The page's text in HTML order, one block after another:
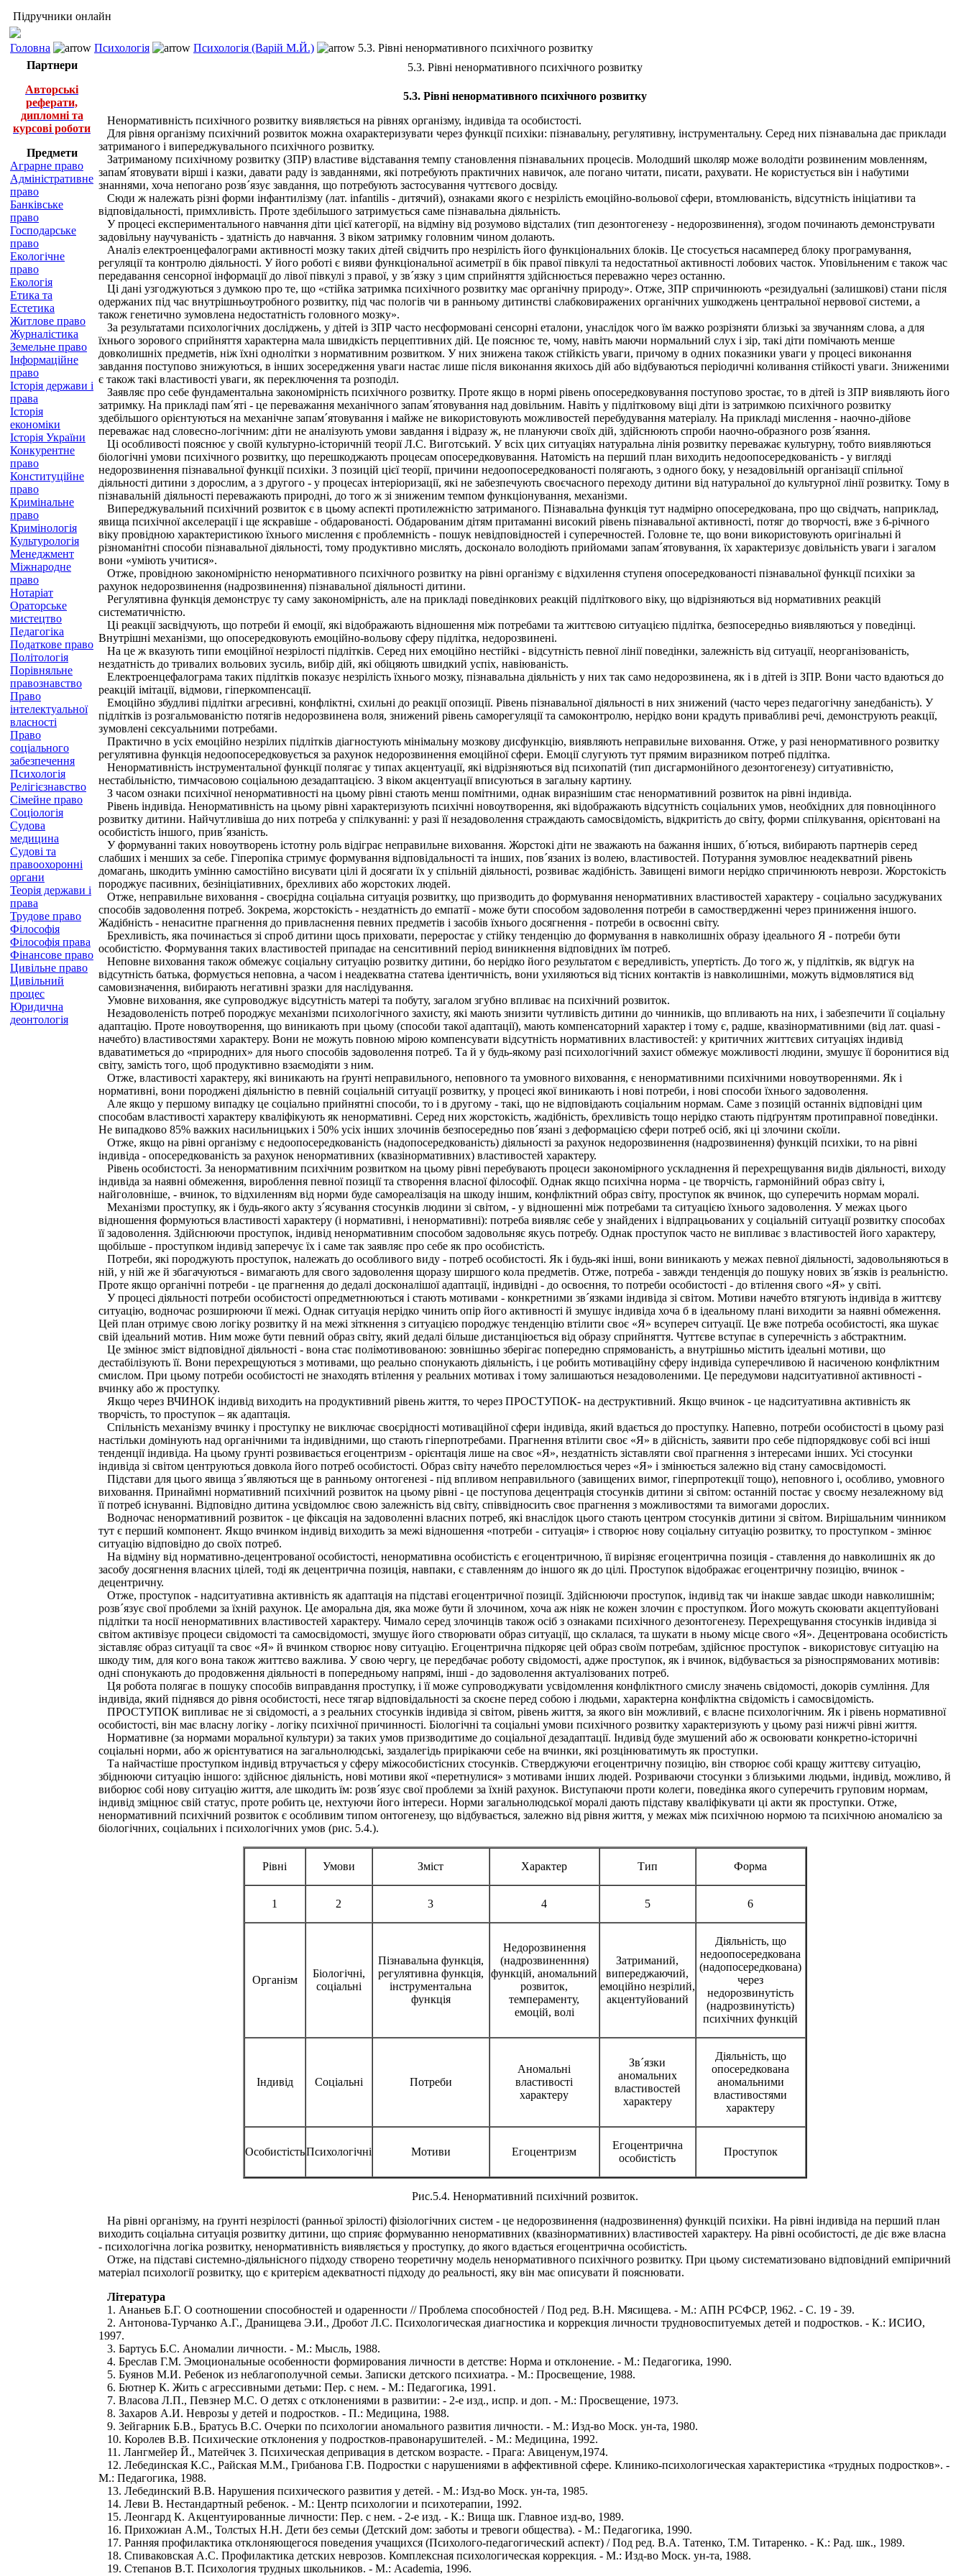
Підручники онлайн
Головна Психологія Психологія (Варій М.Й.)
5.3. Рівні ненормативного психічного розвитку
Партнери
Авторські
реферати,
дипломні та
курсові роботи
Предмети
Аграрне право
Адміністративне
право
Банківське
право
Господарське
право
Екологічне
право
Екологія
Етика та
Естетика
Житлове право
Журналістика
Земельне право
Інформаційне
право
Історія держави і
права
Історія
економіки
Історія України
Конкурентне
право
Конституційне
право
Кримінальне
право
Кримінологія
Культурологія
Менеджмент
Міжнародне
право
Нотаріат
Ораторське
мистецтво
Педагогіка
Податкове право
Політологія
Порівняльне
правознавство
Право
інтелектуальної
власності
Право
соціального
забезпечення
Психологія
Релігієзнавство
Сімейне право
Соціологія
Судова
медицина
Судові та
правоохоронні
органи
Теорія держави і
права
Трудове право
Філософія
Філософія права
Фінансове право
Цивільне право
Цивільний
процес
Юридична
деонтологія
5.3. Рівні ненормативного психічного розвитку
5.3. Рівні ненормативного психічного розвитку
Ненормативність психічного розвитку виявляється на рівнях організму, індивіда та особистості.
Для рівня організму психічний розвиток можна охарактеризувати через функції психіки: пізнавальну, регулятивну, інструментальну. Серед них пізнавальна дає приклади
затриманого і випереджувального психічного розвитку.
Затриманому психічному розвитку (ЗПР) властиве відставання темпу становлення пізнавальних процесів. Молодший школяр може володіти розвиненим мовленням,
запам´ятовувати вірші і казки, давати раду із завданнями, які потребують практичних навичок, але погано читати, писати, рахувати. Не користується він і набутими
знаннями, хоча непогано розв´язує завдання, що потребують застосування чуттєвого досвіду.
Сюди ж належать різні форми інфантилізму (лат. infantilis - дитячий), ознаками якого є незрілість емоційно-вольової сфери, втомлюваність, відсутність ініціативи та
відповідальності, примхливість. Проте здебільшого затримується саме пізнавальна діяльність.
У процесі експериментального навчання діти цієї категорії, на відміну від розумово відсталих (тип дезонтогенезу - недорозвинення), згодом починають демонструвати
задовільну научуваність - здатність до навчання. З віком затримку головним чином долають.
Аналіз електроенцефалограми активності мозку таких дітей свідчить про незрілість його функціональних блоків. Це стосується насамперед блоку програмування,
регуляції та контролю діяльності. У його роботі є вияви функціональної асиметрії в бік правої півкулі та недостатньої активності лобових часток. Уповільненим є також час
передавання сенсорної інформації до лівої півкулі з правої, у зв´язку з цим сприйняття здійснюється переважно через останню.
Ці дані узгоджуються з думкою про те, що «стійка затримка психічного розвитку має органічну природу». Отже, ЗПР спричинюють «резидуальні (залишкові) стани після
одержаних під час внутрішньоутробного розвитку, під час пологів чи в ранньому дитинстві слабковиражених органічних ушкоджень центральної нервової системи, а
також генетично зумовлена недостатність головного мозку».
За результатами психологічних досліджень, у дітей із ЗПР часто несформовані сенсорні еталони, унаслідок чого їм важко розрізняти близькі за звучанням слова, а для
їхнього зорового сприйняття характерна мала швидкість перцептивних дій. Це пояснює те, чому, навіть маючи нормальний слух і зір, такі діти помічають менше
довколишніх предметів, ніж їхні однолітки з нормативним розвитком. У них знижена також стійкість уваги, причому в одних показники уваги у процесі виконання
завдання поступово знижуються, в інших зосередження уваги настає лише після виконання якихось дій або відбуваються періодичні коливання стійкості уваги. Зниженими
є також такі властивості уваги, як переключення та розподіл.
Заявляє про себе фундаментальна закономірність психічного розвитку. Проте якщо в нормі рівень опосередковування поступово зростає, то в дітей із ЗПР виявляють його
затримку. На прикладі пам´яті - це переважання механічного запам´ятовування над довільним. Навіть у підлітковому віці діти із затримкою психічного розвитку
здебільшого орієнтуються на механічне запам´ятовування і майже не використовують можливостей перебудування матеріалу. На прикладі мислення - наочно-дійове
переважає над словесно-логічним: діти не аналізують умови завдання і відразу ж, не плануючи своїх дій, здійснюють спроби наочно-образного розв´язання.
Ці особливості пояснює у своїй культурно-історичній теорії Л.С. Виготський. У всіх цих ситуаціях натуральна лінія розвитку переважає культурну, тобто виявляються
біологічні умови психічного розвитку, що перешкоджають процесам опосередковування. Натомість на перший план виходить недоопосередкованість - у вигляді
недорозвинення пізнавальної функції психіки. З позицій цієї теорії, причини недоопосередкованості полягають, з одного боку, у незадовільній організації спільної
діяльності дитини з дорослим, а з другого - у процесах інтеріоризації, які не забезпечують своєчасного переходу дитини від натуральної до культурної лінії розвитку. Тому в
пізнавальній діяльності переважають природні, до того ж зі зниженим темпом функціонування, механізми.
Випереджувальний психічний розвиток є в цьому аспекті протилежністю затриманого. Пізнавальна функція тут надмірно опосередкована, про що свідчать, наприклад,
явища психічної акселерації і ще яскравіше - обдарованості. Обдарованим дітям притаманні високий рівень пізнавальної активності, потяг до творчості, вже з 6-річного
віку провідною характеристикою їхнього мислення є проблемність - пошук невідповідностей і суперечностей. Головне те, що вони використовують оригінальні й
різноманітні способи пізнавальної діяльності, тому продуктивно мислять, досконало володіють прийомами запам´ятовування, їх характеризує довільність уваги і загалом
вони «уміють учитися».
Отже, провідною закономірністю ненормативного психічного розвитку на рівні організму є відхилення ступеня опосередкованості пізнавальної функції психіки за
рахунок недорозвинення (надрозвинення) пізнавальної діяльності дитини.
Регулятивна функція демонструє ту саму закономірність, але на прикладі поведінкових реакцій підліткового віку, що відрізняються від нормативних реакцій
систематичністю.
Ці реакції засвідчують, що потреби й емоції, які відображають відношення між потребами та життєвою ситуацією підлітка, безпосередньо виявляються у поведінці.
Внутрішні механізми, що опосередковують емоційно-вольову сферу підлітка, недорозвинені.
На це ж вказують типи емоційної незрілості підлітків. Серед них емоційно нестійкі - відсутність певної лінії поведінки, залежність від ситуації, неорганізованість,
нездатність до тривалих вольових зусиль, вибір дій, які обіцяють швидкий успіх, навіюваність.
Електроенцефалограма таких підлітків показує незрілість їхнього мозку, пізнавальна діяльність у них так само недорозвинена, як і в дітей із ЗПР. Вони часто вдаються до
реакцій імітації, відмови, гіперкомпенсації.
Емоційно збудливі підлітки агресивні, конфліктні, схильні до реакції опозиції. Рівень пізнавальної діяльності в них знижений (часто через педагогічну занедбаність). У
підлітків із розгальмованістю потягів недорозвинена воля, знижений рівень саморегуляції та самоконтролю, нерідко вони крадуть привабливі речі, демонструють реакції,
зумовлені сексуальними потребами.
Практично в усіх емоційно незрілих підлітків діагностують мінімальну мозкову дисфункцію, виявляють неправильне виховання. Отже, у разі ненормативного розвитку
регулятивна функція недоопосередковується за рахунок недорозвинення емоційної сфери. Емоції слугують тут прямим виразником потреб підлітка.
Ненормативність інструментальної функції полягає у типах акцентуації, які відрізняються від психопатій (тип дисгармонійного дезонтогенезу) ситуативністю,
нестабільністю, тимчасовою соціальною дезадаптацією. З віком акцентуації вписуються в загальну картину.
З часом ознаки психічної ненормативності на цьому рівні стають менш помітними, однак виразнішим стає ненормативний розвиток на рівні індивіда.
Рівень індивіда. Ненормативність на цьому рівні характеризують психічні новоутворення, які відображають відсутність соціальних умов, необхідних для повноцінного
розвитку дитини. Найчутливіша до них потреба у спілкуванні: у разі її незадоволення страждають самосвідомість, відкритість до світу, форми спілкування, орієнтовані на
особистість іншого, прив´язаність.
У формуванні таких новоутворень істотну роль відіграє неправильне виховання. Жорстокі діти не зважають на бажання інших, б´ються, вибирають партнерів серед
слабших і менших за себе. Гіперопіка стримує формування відповідальності та інших, пов´язаних із волею, властивостей. Потурання зумовлює неадекватний рівень
домагань, шкодить умінню самостійно висувати цілі й досягати їх у спільній діяльності, розвиває жадібність. Завищені вимоги нерідко спричинюють неврози. Жорстокість
породжує пасивних, безініціативних, брехливих або жорстоких людей.
Отже, неправильне виховання - своєрідна соціальна ситуація розвитку, що призводить до формування ненормативних властивостей характеру - соціально засуджуваних
способів задоволення потреб. Зокрема, жорстокість - нездатність до емпатії - може бути способом задоволення потреби в самоствердженні через приниження іншого.
Жадібність - ненаситне прагнення до привласнення певних предметів і засобів їхнього досягнення - потреби в освоєнні світу.
Брехливість, яка починається зі спроб дитини щось приховати, переростає у стійку тенденцію до формування в навколишніх образу ідеального Я - потреби бути
особистістю. Формування таких властивостей припадає на сенситивний період виникнення відповідних їм потреб.
Неповне виховання також обмежує соціальну ситуацію розвитку дитини, бо нерідко його результатом є вередливість, упертість. До того ж, у підлітків, як відгук на
відсутність батька, формується неповна, а часом і неадекватна статева ідентичність, вони ухиляються від тісних контактів із навколишніми, можуть відмовлятися від
самовизначення, вибирають негативні зразки для наслідування.
Умовне виховання, яке супроводжує відсутність матері та побуту, загалом згубно впливає на психічний розвиток.
Незадоволеність потреб породжує механізми психологічного захисту, які мають знизити чутливість дитини до чинників, що впливають на них, і забезпечити її соціальну
адаптацію. Проте новоутворення, що виникають при цьому (способи такої адаптації), мають компенсаторний характер і тому є, радше, квазінормативними (від лат. quasi -
начебто) властивостями характеру. Вони не можуть повною мірою компенсувати відсутність нормативних властивостей: у критичних життєвих ситуаціях індивід
вдаватиметься до «природних» для нього способів задоволення потреб. Та й у будь-якому разі психологічний захист обмежує можливості людини, змушує її боронитися від
світу, замість того, щоб продуктивно взаємодіяти з ним.
Отже, властивості характеру, які виникають на ґрунті неправильного, неповного та умовного виховання, є ненормативними психічними новоутвореннями. Як і
нормативні, вони породжені діяльністю в певній соціальній ситуації розвитку, у процесі якої виникають і нові потреби, і нові способи їхнього задоволення.
Але якщо у першому випадку це соціально прийнятні способи, то і в другому - такі, що не відповідають соціальним нормам. Саме з позицій останніх відповідні цим
способам властивості характеру кваліфікують як ненормативні. Серед них жорстокість, жадібність, брехливість тощо нерідко стають підґрунтям протиправної поведінки.
Не випадково 85% важких насильницьких і 50% усіх інших злочинів безпосередньо пов´язані з деформацією сфери потреб осіб, які ці злочини скоїли.
Отже, якщо на рівні організму є недоопосередкованість (надопосередкованість) діяльності за рахунок недорозвинення (надрозвинення) функцій психіки, то на рівні
індивіда - опосередкованість за рахунок ненормативних (квазінормативних) властивостей характеру.
Рівень особистості. За ненормативним психічним розвитком на цьому рівні перебувають процеси закономірного ускладнення й перехрещування видів діяльності, виходу
індивіда за наявні обмеження, вироблення певної позиції та створення власної філософії. Однак якщо психічна норма - це творчість, гармонійний образ світу і,
найголовніше, - вчинок, то відхиленням від норми буде самореалізація на шкоду іншим, конфліктний образ світу, проступок як вчинок, що суперечить нормам моралі.
Механізми проступку, як і будь-якого акту з´ясування стосунків людини зі світом, - у відношенні між потребами та ситуацією їхнього задоволення. У межах цього
відношення формуються властивості характеру (і нормативні, і ненормативні): потреба виявляє себе у знайдених і відпрацьованих у соціальній ситуації розвитку способах
її задоволення. Здійснюючи проступок, індивід ненормативним способом задовольняє якусь потребу. Однак проступок часто не випливає з властивостей його характеру,
щобільше - проступком індивід заперечує їх і саме так заявляє про себе як про особистість.
Потреби, які породжують проступок, належать до особливого виду - потреб особистості. Як і будь-які інші, вони виникають у межах певної діяльності, задовольняються в
ній, у ній же й збагачуються - вимагають для свого задоволення щоразу ширшого кола предметів. Отже, потреба - завжди тенденція до пошуку нових зв´язків із реальністю.
Проте якщо органічні потреби - це прагнення до дедалі досконалішої адаптації, індивідні - до освоєння, то потреби особистості - до втілення свого «Я» у світі.
У процесі діяльності потреби особистості опредметнюються і стають мотивами - конкретними зв´язками індивіда зі світом. Мотиви начебто втягують індивіда в життєву
ситуацію, водночас розширюючи її межі. Однак ситуація нерідко чинить опір його активності й змушує індивіда хоча б в ідеальному плані виходити за наявні обмеження.
Цей план отримує свою логіку розвитку й на межі зіткнення з ситуацією породжує тенденцію втілити своє «Я» всупереч ситуації. Це вже потреба особистості, яка шукає
свій ідеальний мотив. Ним може бути певний образ світу, який дедалі більше дистанціюється від образу сприйняття. Чуттєве вступає в суперечність з абстрактним.
Це змінює зміст відповідної діяльності - вона стає полімотивованою: зовнішньо зберігає попередню спрямованість, а внутрішньо містить ідеальні мотиви, що
дестабілізують її. Вони перехрещуються з мотивами, що реально спонукають діяльність, і це робить мотиваційну сферу індивіда суперечливою й насиченою конфліктним
смислом. При цьому потреби особистості не знаходять втілення у реальних мотивах і тому залишаються незадоволеними. Це передумови надситуативної активності -
вчинку або ж проступку.
Якщо через ВЧИНОК індивід виходить на продуктивний рівень життя, то через ПРОСТУПОК- на деструктивний. Якщо вчинок - це надситуативна активність як
творчість, то проступок – як адаптація.
Спільність механізму вчинку і проступку не виключає своєрідності мотиваційної сфери індивіда, який вдається до проступку. Напевно, потреби особистості в цьому разі
настільки домінують над органічними та індивідними, що стають гіперпотребами. Прагнення втілити своє «Я» в дійсність, заявити про себе підпорядковує собі всі інші
тенденції індивіда. На цьому ґрунті розвивається егоцентризм - орієнтація лише на своє «Я», нездатність зіставляти свої прагнення з інтересами інших. Усі стосунки
індивіда зі світом центруються довкола його потреб особистості. Образ світу начебто переломлюється через «Я» і змінюється залежно від стану самосвідомості.
Підстави для цього явища з´являються ще в ранньому онтогенезі - під впливом неправильного (завищених вимог, гіперпротекції тощо), неповного і, особливо, умовного
виховання. Принаймні нормативний психічний розвиток на цьому рівні - це поступова децентрація стосунків дитини зі світом: останній постає у своєму незалежному від
її потреб існуванні. Відповідно дитина усвідомлює свою залежність від світу, співвідносить своє прагнення з можливостями та вимогами дорослих.
Водночас ненормативний розвиток - це фіксація на задоволенні власних потреб, які внаслідок цього стають центром стосунків дитини зі світом. Вирішальним чинником
тут є перший компонент. Якщо вчинком індивід виходить за межі відношення «потреби - ситуація» і створює нову соціальну ситуацію розвитку, то проступком - змінює
ситуацію відповідно до своїх потреб.
На відміну від нормативно-децентрованої особистості, ненормативна особистість є егоцентричною, її вирізняє егоцентрична позиція - ставлення до навколишніх як до
засобу досягнення власних цілей, тоді як децентрична позиція, навпаки, є ставленням до іншого як до цілі. Проступок відображає егоцентричну позицію, вчинок -
децентричну.
Отже, проступок - надситуативна активність як адаптація на підставі егоцентричної позиції. Здійснюючи проступок, індивід так чи інакше завдає шкоди навколишнім;
розв´язує свої проблеми за їхній рахунок. Це аморальна дія, яка може бути й злочином, хоча аж ніяк не кожен злочин є проступком. Його можуть скоювати акцептуйовані
підлітки та носії ненормативних властивостей характеру. Чимало серед злочинців також осіб з ознаками психічного дезонтогенезу. Перехрещування стосунків індивіда зі
світом активізує процеси свідомості та самосвідомості, змушує його створювати образ ситуації, що склалася, та шукати в ньому місце свого «Я». Децентрована особистість
зіставляє образ ситуації та своє «Я» й вчинком створює нову ситуацію. Егоцентрична підкоряє цей образ своїм потребам, здійснює проступок - використовує ситуацію на
шкоду тим, для кого вона також життєво важлива. У свою чергу, це передбачає роботу свідомості, адже проступок, як і вчинок, відбувається за різноспрямованих мотивів:
одні спонукають до продовження діяльності в попередньому напрямі, інші - до задоволення актуалізованих потреб.
Ця робота полягає в пошуку способів виправдання проступку, і її може супроводжувати усвідомлення конфліктного смислу значень свідомості, докорів сумління. Для
індивіда, який піднявся до рівня особистості, несе тягар відповідальності за скоєне перед собою і людьми, характерна конфліктна свідомість і самосвідомість.
ПРОСТУПОК випливає не зі свідомості, а з реальних стосунків індивіда зі світом, рівень життя, за якого він можливий, є власне психологічним. Як і рівень нормативної
особистості, він має власну логіку - логіку психічної причинності. Біологічні та соціальні умови психічного розвитку характеризують у цьому разі нижчі рівні життя.
Нормативне (за нормами моральної культури) за таких умов призводитиме до соціальної дезадаптації. Індивід буде змушений або ж освоювати конкретно-історичні
соціальні норми, або ж орієнтуватися на загальнолюдські, заздалегідь прирікаючи себе на вчинки, які розцінюватимуть як проступки.
Та найчастіше проступком індивід втручається у сферу міжособистісних стосунків. Стверджуючи егоцентричну позицію, він створює собі кращу життєву ситуацію,
збіднюючи ситуацію іншого: здійснює діяльність, нові мотиви якої «перетнулися» з мотивами інших людей. Розриваючи стосунки з близькими людьми, індивід, можливо, й
виборює собі нову ситуацію життя, але шкодить їм: розв´язує свої проблеми за їхній рахунок. Виступаючи проти колеги, поведінка якого суперечить груповим нормам,
індивід зміцнює свій статус, проте робить це, нехтуючи його інтереси. Норми загальнолюдської моралі дають підставу кваліфікувати ці акти як проступки. Отже,
ненормативний психічний розвиток є особливим типом онтогенезу, що відбувається, залежно від рівня життя, у межах між психічною нормою та психічною аномалією за
біологічних, соціальних і психологічних умов (рис. 5.4.).
Рівні Умови Зміст Характер Тип Форма
1 2 3 4 5 6
Організм
Біологічні,
соціальні
Пізнавальна функція,
регулятивна функція,
інструментальна
функція
Недорозвинення
(надрозвиненння)
функцій, аномальний
розвиток,
темпераменту,
емоцій, волі
Затриманий,
випереджаючий,
емоційно незрілий,
акцентуйований
Діяльність, що
недоопосередкована
(надопосередкована)
через
недорозвинутість
(надрозвинутість)
психічних функцій
Індивід Соціальні Потреби
Аномальні
властивості
характеру
Зв´язки
аномальних
властивостей
характеру
Діяльність, що
опосередкована
аномальними
властивостями
характеру
ОсобистістьПсихологічні Мотиви Егоцентризм
Егоцентрична
особистість
Проступок
Рис.5.4. Ненормативний психічний розвиток.
На рівні організму, на ґрунті незрілості (ранньої зрілості) фізіологічних систем - це недорозвинення (надрозвинення) функцій психіки. На рівні індивіда на перший план
виходить соціальна ситуація розвитку дитини, що сприяє формуванню ненормативних (квазінормативних) властивостей характеру. На рівні особистості, де діє вже власна
- психологічна логіка розвитку, ненормативність виявляється у проступку, до якого вдається егоцентрична особистість.
Отже, на підставі системно-діяльнісного підходу створено теоретичну модель ненормативного психічного розвитку. При цьому систематизовано відповідний емпіричний
матеріал психології розвитку, що є критерієм адекватності підходу до реальності, яку він має описувати й пояснювати.
Література
1. Ананьев Б.Г. О соотношении способностей и одаренности // Проблема способностей / Под ред. В.Н. Мясищева. - М.: АПН РСФСР, 1962. - С. 19 - 39.
2. Антонова-Турчанко А.Г., Дранищева Э.И., Дробот Л.С. Психологическая диагностика и коррекция личности трудновоспитуемых детей и подростков. - К.: ИСИО,
1997.
3. Бартусь Б.С. Аномалии личности. - М.: Мысль, 1988.
4. Бреслав Г.М. Эмоциональные особенности формирования личности в детстве: Норма и отклонение. - М.: Педагогика, 1990.
5. Буянов М.И. Ребенок из неблагополучной семьи. Записки детского психиатра. - М.: Просвещение, 1988.
6. Бютнер К. Жить с агрессивными детьми: Пер. с нем. - М.: Педагогика, 1991.
7. Власова Л.П., Певзнер М.С. О детях с отклонениями в развитии: - 2-е изд., испр. и доп. - М.: Просвещение, 1973.
8. Захаров А.И. Неврозы у детей и подростков. - П.: Медицина, 1988.
9. Зейгарник Б.В., Братусь B.C. Очерки по психологии аномального развития личности. - М.: Изд-во Моск. ун-та, 1980.
10. Королев В.В. Психические отклонения у подростков-правонарушителей. - М.: Медицина, 1992.
11. Лангмейер Й., Матейчек З. Психическая депривация в детском возрасте. - Прага: Авиценум,1974.
12. Лебединская К.С., Райская М.М., Грибанова Г.В. Подростки с нарушениями в аффективной сфере. Клинико-психологическая характеристика «трудных подростков». -
М.: Педагогика, 1988.
13. Лебединский В.В. Нарушения психического развития у детей. - М.: Изд-во Моск. ун-та, 1985.
14. Леви В. Нестандартный ребенок. - М.: Центр психологии и психотерапии, 1992.
15. Леонгард К. Акцентуированные личности: Пер. с нем. - 2-е изд. - К.: Вища шк. Главное изд-во, 1989.
16. Прихожиан A.M., Толстых Н.Н. Дети без семьи (Детский дом: заботы и тревоги общества). - М.: Педагогика, 1990.
17. Ранняя профилактика отклоняющегося поведения учащихся (Психолого-педагогический аспект) / Под ред. В.А. Татенко, Т.М. Титаренко. - К.: Рад. шк., 1989.
18. Спиваковская А.С. Профилактика детских неврозов. Комплексная психологическая коррекция. - М.: Изд-во Моск. ун-та, 1988.
19. Степанов В.Т. Психология трудных школьников. - М.: Academia, 1996.